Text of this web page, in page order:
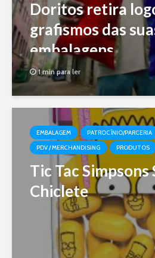
Doritos retira
grafismos das
embalagens
1 min para ler
EMBALAGEM
PATROCÍNIO/PARCERIA
PDV / MERCHANDISING
PRODUTOS
Tic Tac Simpsons
Chiclete